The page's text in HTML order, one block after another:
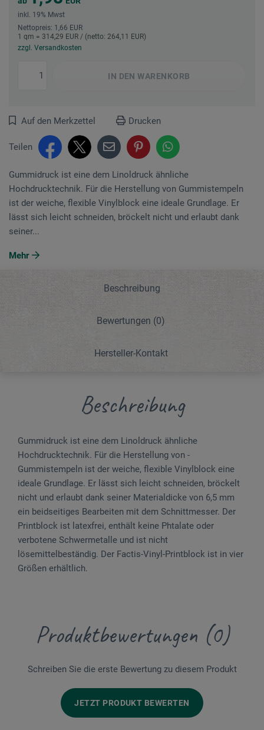
inkl. 19% Mwst
Nettopreis: 1,66 EUR
1 qm = 314,29 EUR / (netto: 264,11 EUR)
zzgl. Versandkosten
IN DEN WARENKORB
Auf den Merkzettel Drucken
Teilen
Gummidruck ist eine dem Linoldruck ähnliche
Hochdrucktechnik. Für die Herstellung von ­Gummistempeln
ist der weiche, flexible Vinylblock eine ideale Grundlage. Er
lässt sich leicht schneiden, bröckelt nicht und erlaubt dank
seiner...
Mehr
Beschreibung
Bewertungen (0)
Hersteller-Kontakt
Beschreibung
Gummidruck ist eine dem Linoldruck ähnliche
Hochdrucktechnik. Für die Herstellung von ­
Gummistempeln ist der weiche, flexible Vinylblock eine
ideale Grundlage. Er lässt sich leicht schneiden, bröckelt
nicht und erlaubt dank seiner Materialdicke von 6,5 mm
ein beidseitiges Bearbeiten mit dem Schnittmesser. Der
Printblock ist latexfrei, enthält keine Phtalate oder
verbotene Schwermetalle und ist nicht
lösemittelbeständig. Der Factis-Vinyl-Printblock ist in vier
Größen erhältlich.
Produktbewertungen (0)
Schreiben Sie die erste Bewertung zu diesem Produkt
JETZT PRODUKT BEWERTEN